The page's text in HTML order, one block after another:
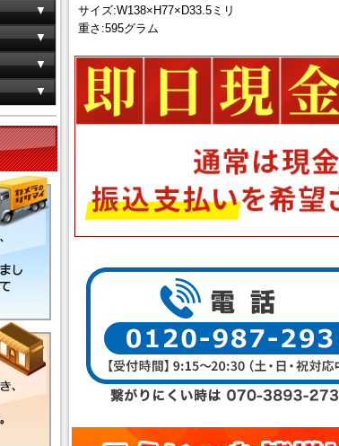
サイズ:W138×H77×D33.5ミリ
重さ:595グラム